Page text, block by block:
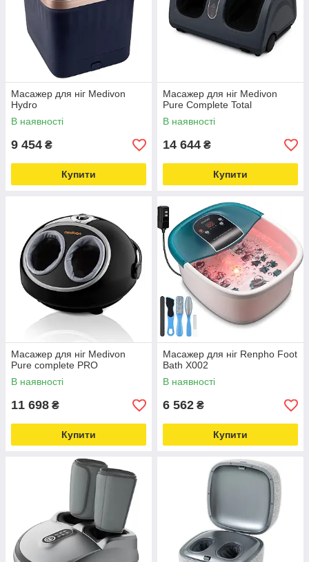
Масажер для ніг Medivon
Hydro
В наявності
9 454 ₴
Купити
Масажер для ніг Medivon
Pure Complete Total
В наявності
14 644 ₴
Купити
Масажер для ніг Medivon
Pure complete PRO
В наявності
11 698 ₴
Купити
Масажер для ніг Renpho Foot
Bath X002
В наявності
6 562 ₴
Купити